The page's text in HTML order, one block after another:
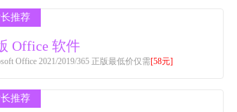
推荐
Office 软件
Office 2021/2019/365 正版最低价仅需[58元]
推荐